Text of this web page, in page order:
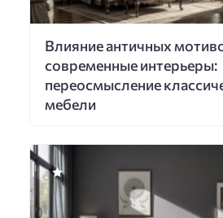
Влияние античных
современные интерьеры:
переосмысление
мебели